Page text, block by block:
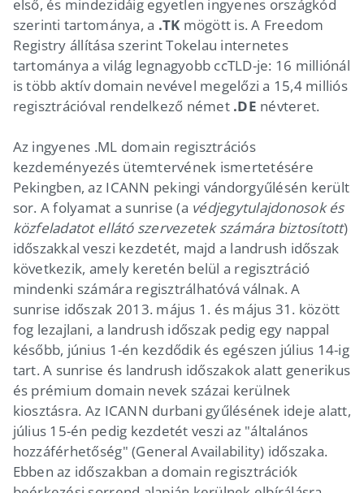
első, és mindezidáig egyetlen ingyenes országkód
szerinti tartománya, a .TK mögött is. A Freedom
Registry állítása szerint Tokelau internetes
tartománya a világ legnagyobb ccTLD-je: 16 milliónál
is több aktív domain nevével megelőzi a 15,4 milliós
regisztrációval rendelkező német .DE névteret.
Az ingyenes .ML domain regisztrációs
kezdeményezés ütemtervének ismertetésére
Pekingben, az ICANN pekingi vándorgyűlésén került
sor. A folyamat a sunrise (a védjegytulajdonosok és
közfeladatot ellátó szervezetek számára biztosított)
időszakkal veszi kezdetét, majd a landrush időszak
következik, amely keretén belül a regisztráció
mindenki számára regisztrálhatóvá válnak. A
sunrise időszak 2013. május 1. és május 31. között
fog lezajlani, a landrush időszak pedig egy nappal
később, június 1-én kezdődik és egészen július 14-ig
tart. A sunrise és landrush időszakok alatt generikus
és prémium domain nevek százai kerülnek
kiosztásra. Az ICANN durbani gyűlésének ideje alatt,
július 15-én pedig kezdetét veszi az "általános
hozzáférhetőség" (General Availability) időszaka.
Ebben az időszakban a domain regisztrációk